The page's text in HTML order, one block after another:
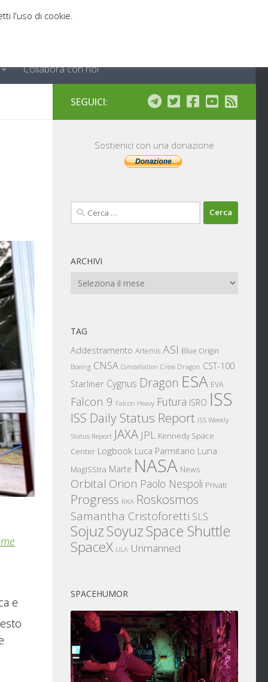
Collabora con noi
e
SEGUICI:
Sostienici con una donazione
Ricerca
per:
ARCHIVI
Archivi
TAG
Addestramento Artemis ASI Blue Origin
Boeing CNSA Constellation Crew Dragon CST-100
Starliner Cygnus Dragon ESA EVA
Falcon 9 Falcon Heavy Futura ISRO ISS
ISS Daily Status Report ISS Weekly
Status Report JAXA JPL Kennedy Space
Center Logbook Luca Parmitano Luna
MagISStra Marte NASA News
Orbital Orion Paolo Nespoli Privati
Progress RKA Roskosmos
Samantha Cristoforetti SLS
SojuzSoyuzSpace Shuttle
SpaceX ULA Unmanned
SPACEHUMOR
l'uso di cookie.